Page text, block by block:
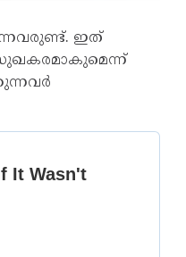
ഇത്
സുഖകരമാകുമെന്ന്